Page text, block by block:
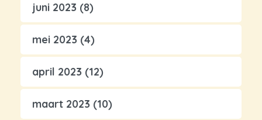
juni 2023 (8)
mei 2023 (4)
april 2023 (12)
maart 2023 (10)